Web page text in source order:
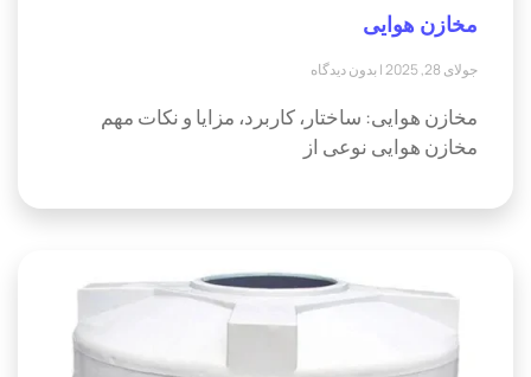
مخازن هوایی
جولای 28, 2025 بدون دیدگاه
مخازن هوایی: ساختار، کاربرد، مزایا و نکات مهم
مخازن هوایی نوعی از